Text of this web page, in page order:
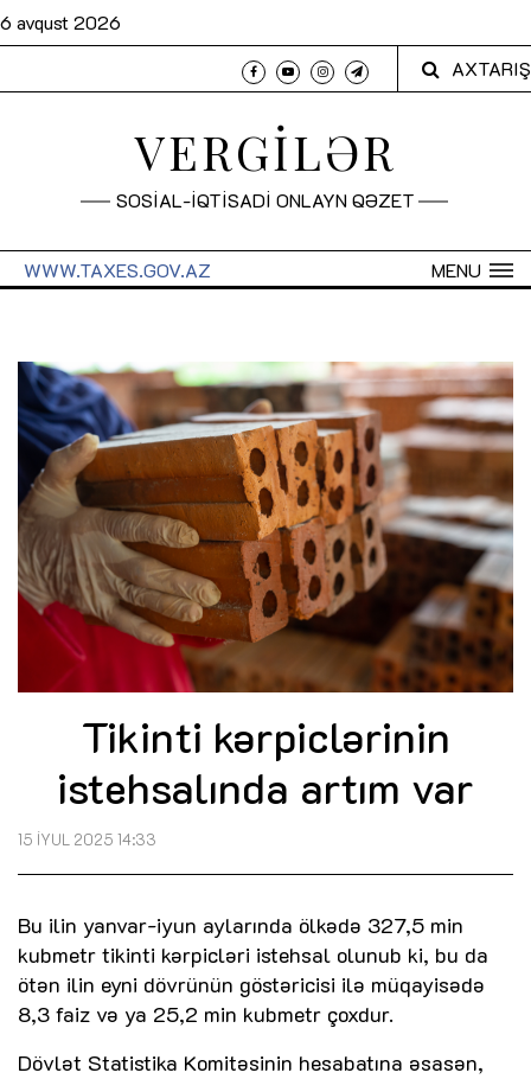
6 avqust 2026
AXTARIŞ
VERGİLƏR
SOSİAL-İQTİSADİ ONLAYN QƏZET
MENU
WWW.TAXES.GOV.AZ
Tikinti kərpiclərinin
istehsalında artım var
15 İYUL 2025 14:33
Bu ilin yanvar-iyun aylarında ölkədə 327,5 min
kubmetr tikinti kərpicləri istehsal olunub ki, bu da
ötən ilin eyni dövrünün göstəricisi ilə müqayisədə
8,3 faiz və ya 25,2 min kubmetr çoxdur.
Dövlət Statistika Komitəsinin hesabatına əsasən,